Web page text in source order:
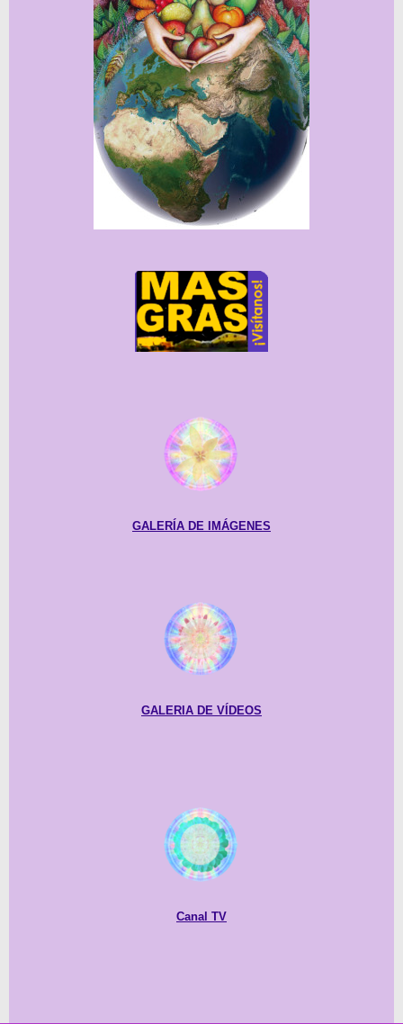
GALERÍA DE IMÁGENES
GALERIA DE VÍDEOS
Canal TV